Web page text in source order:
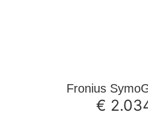
Fronius
€